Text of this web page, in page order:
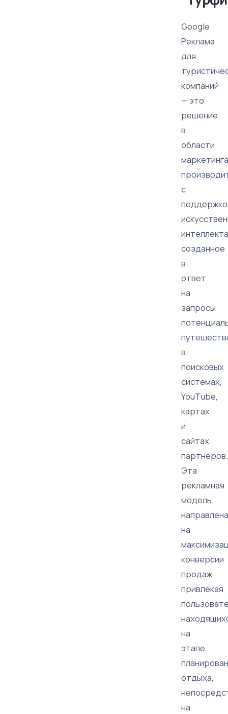
Google
Реклама
для
компаний
— это
решение
в
области
маркетинга
с
созданное
в
ответ
на
запросы
в
поисковых
системах,
YouTube,
картах
и
сайтах
партнеров.
Эта
рекламная
модель
направлена
на
конверсии
продаж,
привлекая
на
этапе
отдыха,
на